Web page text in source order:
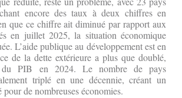
encore des taux à deux chiffres en
que ce chiffre ait diminué par rapport aux
en juillet 2025, la situation économique
L’aide publique au développement est en
de la dette extérieure a plus que doublé,
PIB en 2024. Le nombre de pays
triplé en une décennie, créant un
de nombreuses économies.